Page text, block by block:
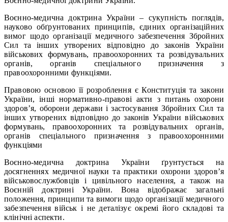
Воєнно-медична доктрина України – сукупність поглядів,
науково обґрунтованих принципів, єдиних організаційних
вимог щодо організації медичного забезпечення Збройних
Сил та інших утворених відповідно до законів України
військових формувань, правоохоронних та розвідувальних
органів, органів спеціального призначення з
правоохоронними функціями.
Правовою основою її розроблення є Конституція та закони
України, інші нормативно-правові акти з питань охорони
здоров’я, оборони держави і застосування Збройних Сил та
інших утворених відповідно до законів України військових
формувань, правоохоронних та розвідувальних органів,
органів спеціального призначення з правоохоронними
функціями
Воєнно-медична доктрина України ґрунтується на
досягненнях медичної науки та практики охорони здоров’я
військовослужбовців і цивільного населення, а також на
Воєнній доктрині України. Вона відображає загальні
положення, принципи та вимоги щодо організації медичного
забезпечення військ і не деталізує окремі його складові та
клінічні аспекти.